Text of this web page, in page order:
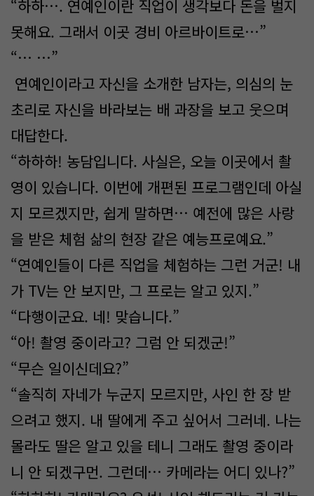
“하하…. 연예인이란 직업이 생각보다 돈을 벌지
못해요. 그래서 이곳 경비 아르바이트로…”
“… …”
연예인이라고 자신을 소개한 남자는, 의심의 눈
초리로 자신을 바라보는 배 과장을 보고 웃으며
대답한다.
“하하하! 농담입니다. 사실은, 오늘 이곳에서 촬
영이 있습니다. 이번에 개편된 프로그램인데 아실
지 모르겠지만, 쉽게 말하면… 예전에 많은 사랑
을 받은 체험 삶의 현장 같은 예능프로예요.”
“연예인들이 다른 직업을 체험하는 그런 거군! 내
가 TV는 안 보지만, 그 프로는 알고 있지.”
“다행이군요. 네! 맞습니다.”
“아! 촬영 중이라고? 그럼 안 되겠군!”
“무슨 일이신데요?”
“솔직히 자네가 누군지 모르지만, 사인 한 장 받
으려고 했지. 내 딸에게 주고 싶어서 그러네. 나는
몰라도 딸은 알고 있을 테니 그래도 촬영 중이라
니 안 되겠구먼. 그런데… 카메라는 어디 있나?”